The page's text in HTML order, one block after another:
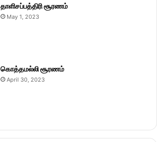
தாளிசப்பத்திரி சூரணம்
May 1, 2023
கொத்தமல்லி சூரணம்
April 30, 2023